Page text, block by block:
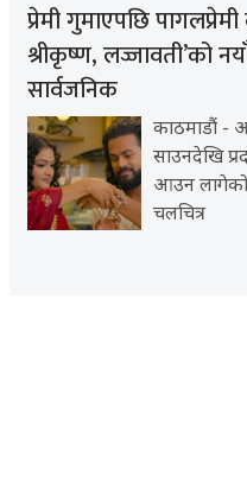
प्रेमी गुमाएपछि
श्रीकृष्ण, लज्जावती’को
सार्वजनिक
काठमाडौं -
साउनदेखि
आउन लागेको
चलचित्र